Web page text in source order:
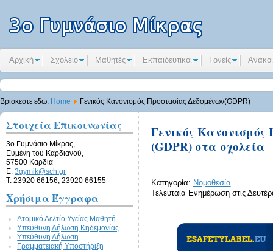
Αρχική Σχολείο Μαθητές Εκπαιδευτικοί Γονείς
Βρίσκεστε εδώ: Home Γενικός Κανονισμός Προστασίας Δεδομένων(GDPR)
Στοιχεία Επικοινωνίας
3ο Γυμνάσιο Μίκρας,
Ευμένη του Καρδιανού,
57500 Καρδία
E: 3gymik@sch.gr
Τ: 23920 66156, 23920 66155
Χρήσιμα Έγγραφα
Ατομικό Δελτίο Υγείας Μαθητή
Υπεύθυνη Δήλωση Kηδεμονίας
Υπεύθυνη Δήλωση
Γραμματειακή Υποστήριξη
Γενικός
(GDPR) στα σχολεία
Κατηγορία: Νομοθεσία
Τελευταία Ενημέρωση στις